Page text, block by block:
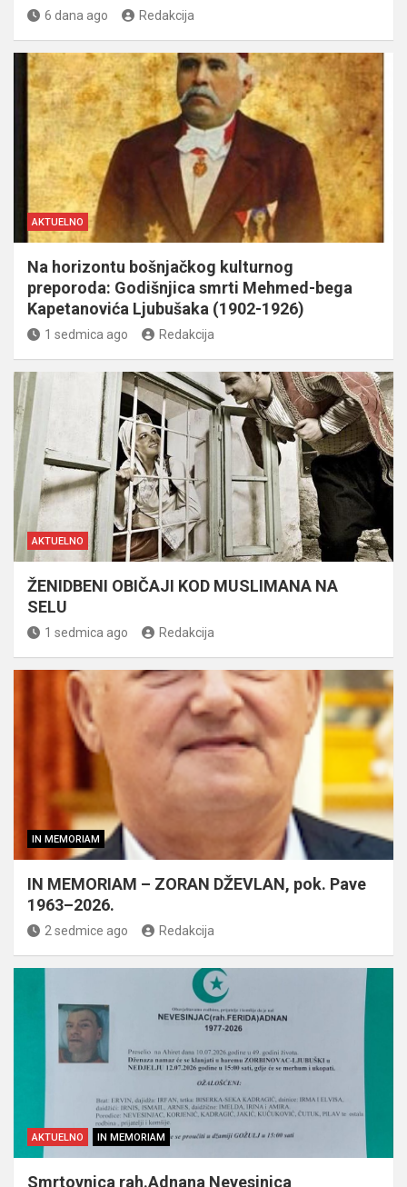
6 dana ago Redakcija
AKTUELNO
Na horizontu bošnjačkog kulturnog
preporoda: Godišnjica smrti Mehmed-bega
Kapetanovića Ljubušaka (1902-1926)
1 sedmica ago Redakcija
AKTUELNO
ŽENIDBENI OBIČAJI KOD MUSLIMANA NA
SELU
1 sedmica ago Redakcija
IN MEMORIAM
IN MEMORIAM – ZORAN DŽEVLAN, pok. Pave
1963–2026.
2 sedmice ago Redakcija
AKTUELNO IN MEMORIAM
Smrtovnica rah.Adnana Nevesinjca